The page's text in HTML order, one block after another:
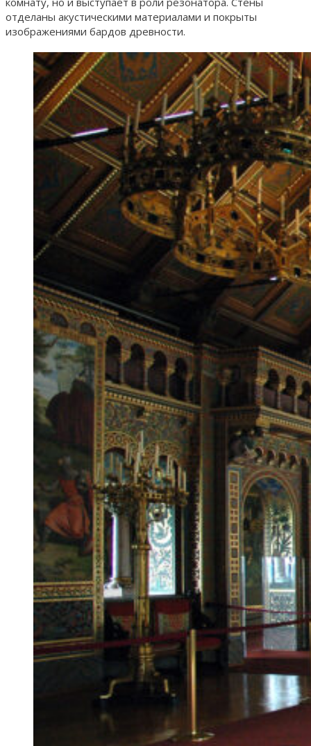
отделаны акустическими материалами и покрыты
изображениями бардов древности.